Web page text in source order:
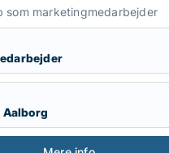
som marketingmedarbejder